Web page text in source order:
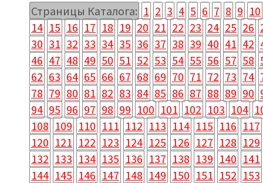
Страницы Каталога: 1 2 3 4 5 6 7 8 9 10
14 15 16 17 18 19 20 21 22 23 24 25 26
30 31 32 33 34 35 36 37 38 39 40 41 42
46 47 48 49 50 51 52 53 54 55 56 57 58
62 63 64 65 66 67 68 69 70 71 72 73 74
78 79 80 81 82 83 84 85 86 87 88 89 90
94 95 96 97 98 99 100 101 102 103 104
108 109 110 111 112 113 114 115 116 117
120 121 122 123 124 125 126 127 128 129
132 133 134 135 136 137 138 139 140 141
144 145 146 147 148 149 150 151 152 153